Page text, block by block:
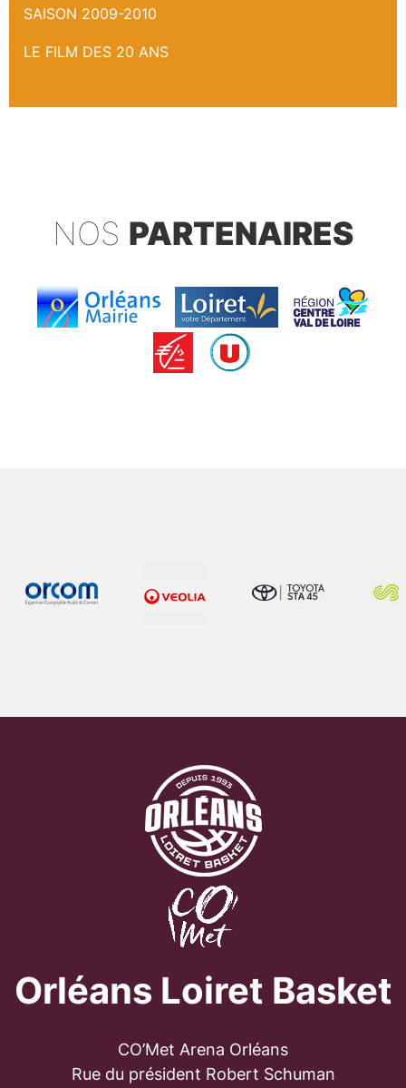
SAISON 2009-2010
LE FILM DES 20 ANS
NOS PARTENAIRES
Orléans Loiret Basket
CO’Met Arena Orléans
Rue du président Robert Schuman